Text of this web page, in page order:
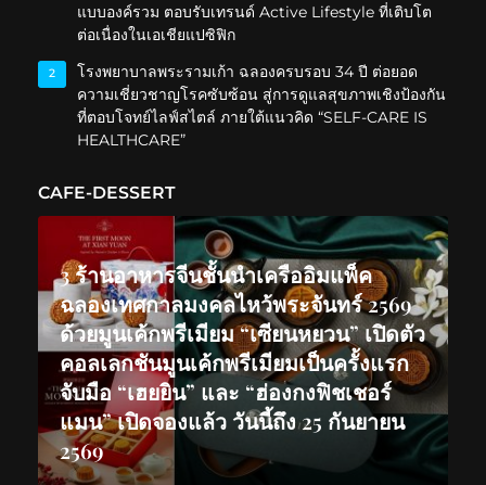
แบบองค์รวม ตอบรับเทรนด์ Active Lifestyle ที่เติบโต
ต่อเนื่องในเอเชียแปซิฟิก
2
โรงพยาบาลพระรามเก้า ฉลองครบรอบ 34 ปี ต่อยอด
ความเชี่ยวชาญโรคซับซ้อน สู่การดูแลสุขภาพเชิงป้องกัน
ที่ตอบโจทย์ไลฟ์สไตล์ ภายใต้แนวคิด “SELF-CARE IS
HEALTHCARE”
CAFE-DESSERT
3 ร้านอาหารจีนชั้นนำเครืออิมแพ็ค
ฉลองเทศกาลมงคลไหว้พระจันทร์ 2569
ด้วยมูนเค้กพรีเมียม “เซียนหยวน” เปิดตัว
คอลเลกชันมูนเค้กพรีเมียมเป็นครั้งแรก
จับมือ “เฮยยิน” และ “ฮ่องกงฟิชเชอร์
แมน” เปิดจองแล้ว วันนี้ถึง 25 กันยายน
2569